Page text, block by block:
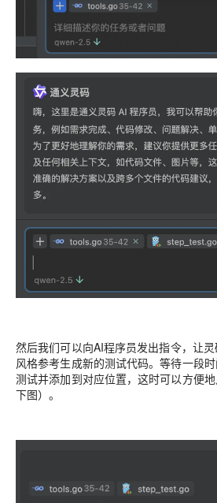
然后我们可以向AI程序员发出指令，让
风格参考生成新的测试代码。等待一段
测试并添加到对应位置，这时可以方便
下图）。